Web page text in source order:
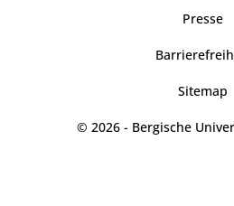
Presse
Sitemap
© 2026 - Bergische